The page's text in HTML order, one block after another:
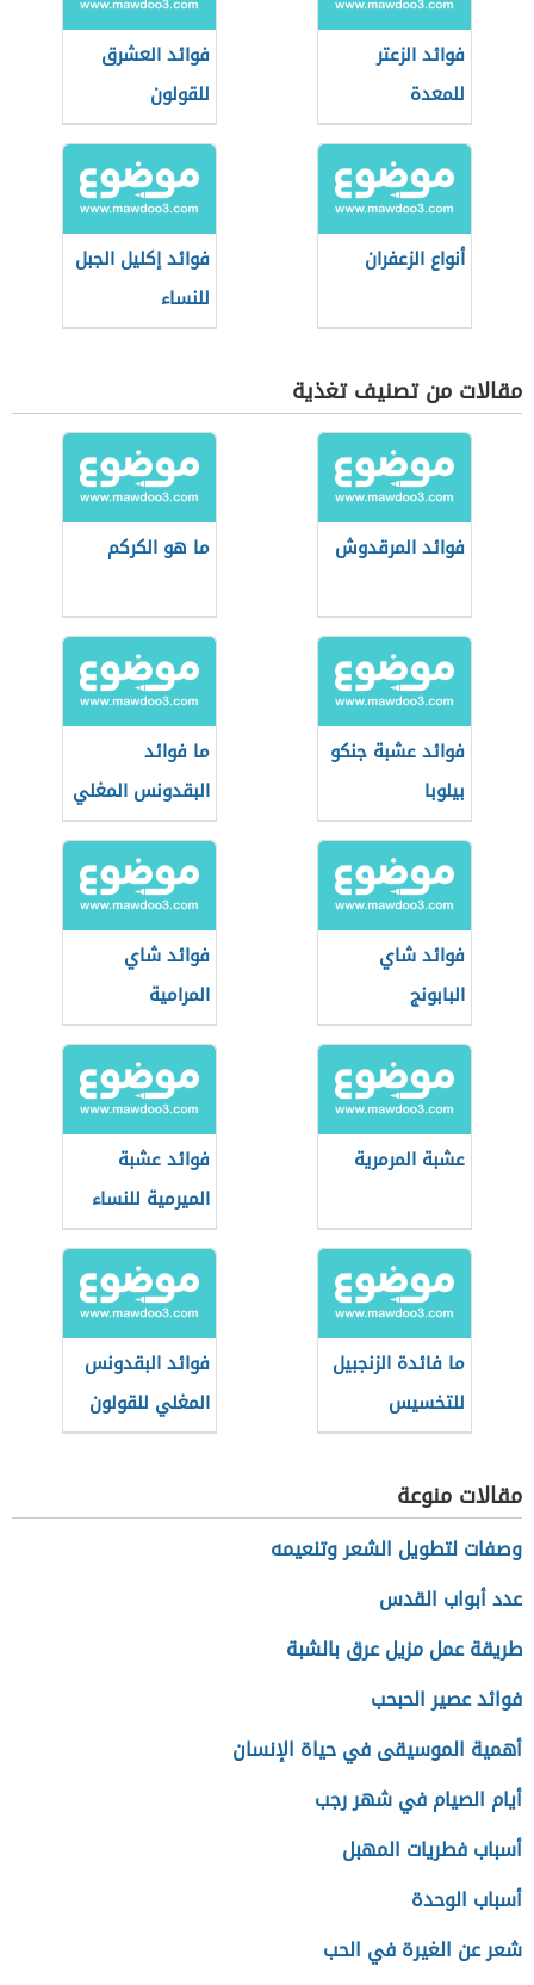
فوائد الزعتر
للمعدة
فوائد العشرق
للقولون
أنواع الزعفران
فوائد إكليل الجبل
للنساء
مقالات من تصنيف تغذية
فوائد المرقدوش ما هو الكركم
فوائد عشبة جنكو
بيلوبا
ما فوائد
البقدونس المغلي
فوائد شاي
البابونج
فوائد شاي
المرامية
عشبة المرمرية
فوائد عشبة
الميرمية للنساء
ما فائدة الزنجبيل
للتخسيس
فوائد البقدونس
المغلي للقولون
مقالات منوعة
وصفات لتطويل الشعر وتنعيمه
عدد أبواب القدس
طريقة عمل مزيل عرق بالشبة
فوائد عصير الحبحب
أهمية الموسيقى في حياة الإنسان
أيام الصيام في شهر رجب
أسباب فطريات المهبل
أسباب الوحدة
شعر عن الغيرة في الحب